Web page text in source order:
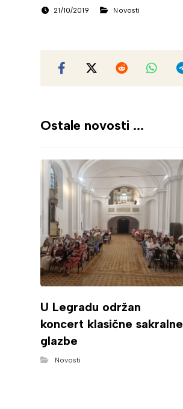
21/10/2019 Novosti
Ostale novosti ...
U Legradu održan
koncert klasične sakralne
glazbe
Novosti